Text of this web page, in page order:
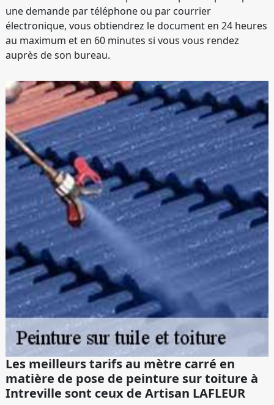
une demande par téléphone ou par courrier
électronique, vous obtiendrez le document en 24 heures
au maximum et en 60 minutes si vous vous rendez
auprès de son bureau.
Les meilleurs tarifs au mètre carré en
matière de pose de peinture sur toiture à
Intreville sont ceux de Artisan LAFLEUR